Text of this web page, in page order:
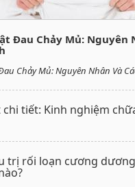
Đau Chảy Mủ: Nguyên
Chảy Mủ: Nguyên Nhân Và
chi tiết: Kinh nghiệm
trị rối loạn cương